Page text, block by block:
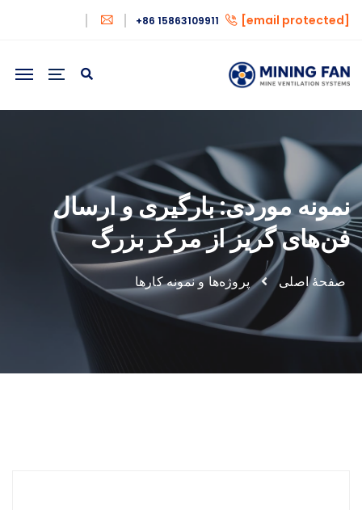
[email protected]
+86 15863109911
نمونه موردی: بارگیری و ارسال
فن‌های گریز از مرکز بزرگ
صفحهٔ اصلی پروژه‌ها و نمونه کارها